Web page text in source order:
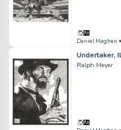
Daniel Maghen
Undertaker,
Ralph Meyer